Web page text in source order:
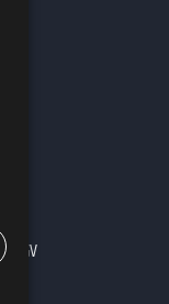
CGV